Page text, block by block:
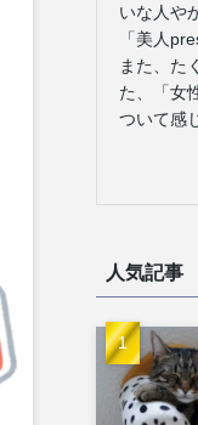
いな人や
「美人
また、た
た、「女
ついて感
人気記事